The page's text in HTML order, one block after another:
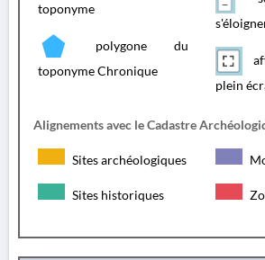
toponyme
polygone du
toponyme Chronique
plein
Alignements avec le Cadastre
Sites archéologiques
Sites historiques